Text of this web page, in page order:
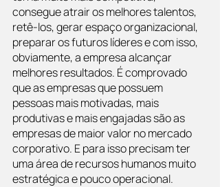
consegue atrair os melhores talentos,
retê-los, gerar espaço organizacional,
preparar os futuros líderes e com isso,
obviamente, a empresa alcançar
melhores resultados. É comprovado
que as empresas que possuem
pessoas mais motivadas, mais
produtivas e mais engajadas são as
empresas de maior valor no mercado
corporativo. E para isso precisam ter
uma área de recursos humanos muito
estratégica e pouco operacional.